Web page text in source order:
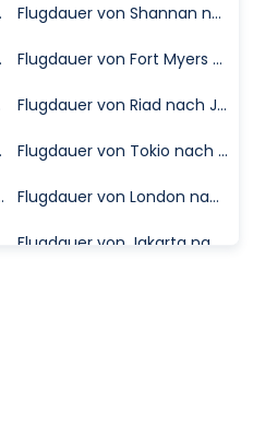
Flugdauer von Shannan nach Chengdu
Flugdauer von Fort Myers nach Eugene
Flugdauer von Riad nach Jouf
Flon Flugdauer von Tokio nach Toyama
Lake City Flugdauer von London nach Inverness